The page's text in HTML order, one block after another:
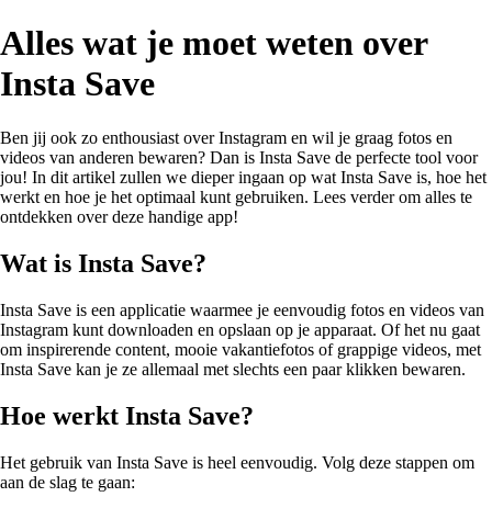
Alles wat je moet weten over
Insta Save
Ben jij ook zo enthousiast over Instagram en wil je graag fotos en
videos van anderen bewaren? Dan is Insta Save de perfecte tool voor
jou! In dit artikel zullen we dieper ingaan op wat Insta Save is, hoe het
werkt en hoe je het optimaal kunt gebruiken. Lees verder om alles te
ontdekken over deze handige app!
Wat is Insta Save?
Insta Save is een applicatie waarmee je eenvoudig fotos en videos van
Instagram kunt downloaden en opslaan op je apparaat. Of het nu gaat
om inspirerende content, mooie vakantiefotos of grappige videos, met
Insta Save kan je ze allemaal met slechts een paar klikken bewaren.
Hoe werkt Insta Save?
Het gebruik van Insta Save is heel eenvoudig. Volg deze stappen om
aan de slag te gaan: